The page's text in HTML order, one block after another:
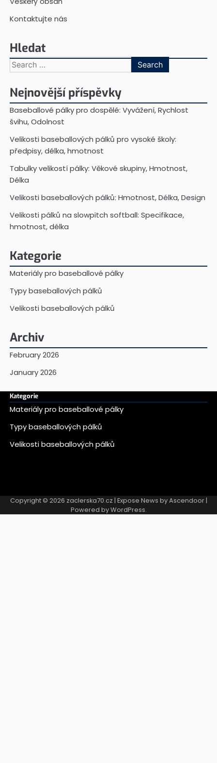
Kontaktujte nás
Hledat
Search
for:
Nejnovější příspěvky
Baseballové pálky pro dospělé: Vyvážení, Rychlost
švihu, Odolnost
Velikosti baseballových pálků pro vysoké školy:
předpisy, délka, hmotnost
Tabulky velikostí pálky: Věkové skupiny, Hmotnost,
Délka
Velikosti baseballových pálků: Hmotnost, Délka, Design
Velikosti pálků na slowpitch softball: Specifikace,
hmotnost, délka
Kategorie
Materiály pro baseballové pálky
Typy baseballových pálků
Velikosti baseballových pálků
Archiv
February 2026
January 2026
Kategorie
Materiály pro baseballové pálky
Typy baseballových pálků
Velikosti baseballových pálků
Copyright © 2026 zaclerska70.cz | Expose News byAscendoor|
Powered byWordPress.